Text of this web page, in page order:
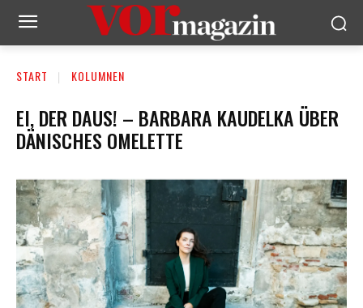
START KOLUMNEN
EI, DER DAUS! – BARBARA KAUDELKA ÜBER
DÄNISCHES OMELETTE